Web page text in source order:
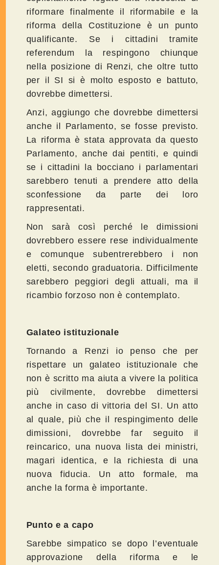
riformare finalmente il riformabile e la
riforma della Costituzione è un punto
qualificante. Se i cittadini tramite
referendum la respingono chiunque
nella posizione di Renzi, che oltre tutto
per il SI si è molto esposto e battuto,
dovrebbe dimettersi.
Anzi, aggiungo che dovrebbe dimettersi
anche il Parlamento, se fosse previsto.
La riforma è stata approvata da questo
Parlamento, anche dai pentiti, e quindi
se i cittadini la bocciano i parlamentari
sarebbero tenuti a prendere atto della
sconfessione da parte dei loro
rappresentati.
Non sarà così perché le dimissioni
dovrebbero essere rese individualmente
e comunque subentrerebbero i non
eletti, secondo graduatoria. Difficilmente
sarebbero peggiori degli attuali, ma il
ricambio forzoso non è contemplato.
Galateo istituzionale
Tornando a Renzi io penso che per
rispettare un galateo istituzionale che
non è scritto ma aiuta a vivere la politica
più civilmente, dovrebbe dimettersi
anche in caso di vittoria del SI. Un atto
al quale, più che il respingimento delle
dimissioni, dovrebbe far seguito il
reincarico, una nuova lista dei ministri,
magari identica, e la richiesta di una
nuova fiducia. Un atto formale, ma
anche la forma è importante.
Punto e a capo
Sarebbe simpatico se dopo l’eventuale
approvazione della riforma e le